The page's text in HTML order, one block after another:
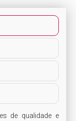
de qualidade e